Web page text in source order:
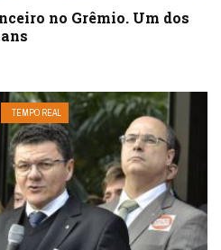
no Grêmio. Um dos
TEMPO REAL